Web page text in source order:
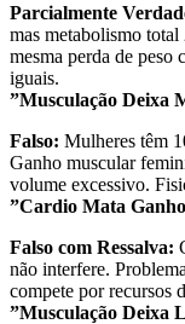
Parcialmente
mas metabolismo
mesma perda de peso
iguais.
”Musculação Deixa
Falso: Mulheres têm
Ganho muscular
volume excessivo.
”Cardio Mata
Falso com Ressalva:
não interfere.
compete por recursos
”Musculação Deixa